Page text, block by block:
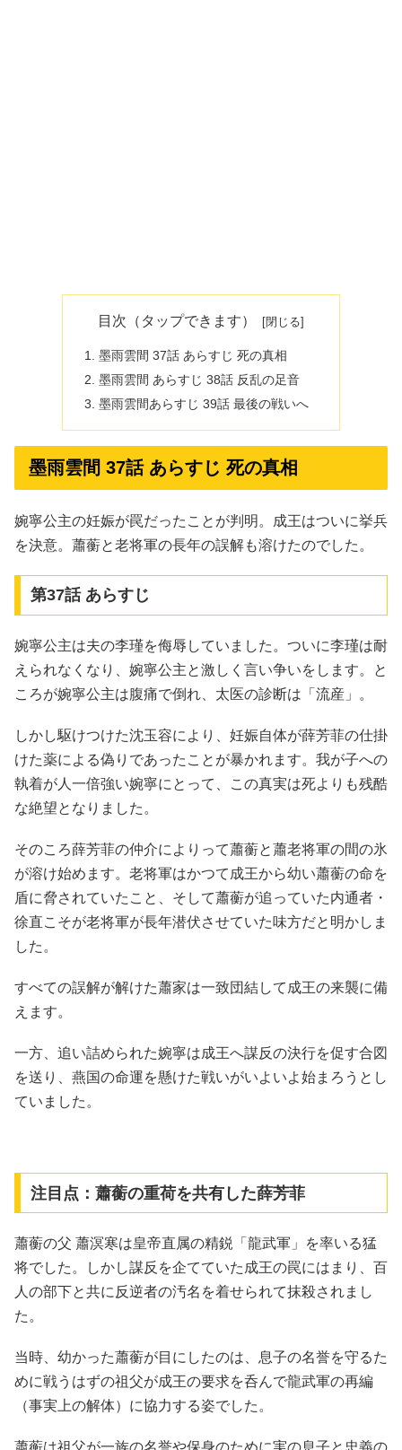
目次（タップできます）
墨雨雲間 37話 あらすじ 死の真相
墨雨雲間 あらすじ 38話 反乱の足音
墨雨雲間あらすじ 39話 最後の戦いへ
墨雨雲間 37話 あらすじ 死の真相
婉寧公主の妊娠が罠だったことが判明。成王はついに挙兵
を決意。蕭蘅と老将軍の長年の誤解も溶けたのでした。
第37話 あらすじ
婉寧公主は夫の李瑾を侮辱していました。ついに李瑾は耐
えられなくなり、婉寧公主と激しく言い争いをします。と
ころが婉寧公主は腹痛で倒れ、太医の診断は「流産」。
しかし駆けつけた沈玉容により、妊娠自体が薛芳菲の仕掛
けた薬による偽りであったことが暴かれます。我が子への
執着が人一倍強い婉寧にとって、この真実は死よりも残酷
な絶望となりました。
そのころ薛芳菲の仲介によりって蕭蘅と蕭老将軍の間の氷
が溶け始めます。老将軍はかつて成王から幼い蕭蘅の命を
盾に脅されていたこと、そして蕭蘅が追っていた内通者・
徐直こそが老将軍が長年潜伏させていた味方だと明かしま
した。
すべての誤解が解けた蕭家は一致団結して成王の来襲に備
えます。
一方、追い詰められた婉寧は成王へ謀反の決行を促す合図
を送り、燕国の命運を懸けた戦いがいよいよ始まろうとし
ていました。
注目点：蕭蘅の重荷を共有した薛芳菲
蕭蘅の父 蕭溟寒は皇帝直属の精鋭「龍武軍」を率いる猛
将でした。しかし謀反を企てていた成王の罠にはまり、百
人の部下と共に反逆者の汚名を着せられて抹殺されまし
た。
当時、幼かった蕭蘅が目にしたのは、息子の名誉を守るた
めに戦うはずの祖父が成王の要求を呑んで龍武軍の再編
（事実上の解体）に協力する姿でした。